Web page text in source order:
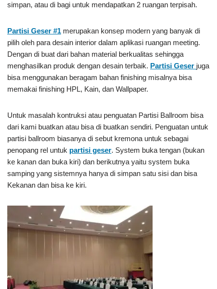
simpan, atau di bagi untuk mendapatkan 2 ruangan terpisah.
Partisi Geser #1 merupakan konsep modern yang banyak di
pilih oleh para desain interior dalam aplikasi ruangan meeting.
Dengan di buat dari bahan material berkualitas sehingga
menghasilkan produk dengan desain terbaik. Partisi Geser juga
bisa menggunakan beragam bahan finishing misalnya bisa
memakai finishing HPL, Kain, dan Wallpaper.
Untuk masalah kontruksi atau penguatan Partisi Ballroom bisa
dari kami buatkan atau bisa di buatkan sendiri. Penguatan untuk
partisi ballroom biasanya di sebut kremona untuk sebagai
penopang rel untuk partisi geser. System buka tengan (bukan
ke kanan dan buka kiri) dan berikutnya yaitu system buka
samping yang sistemnya hanya di simpan satu sisi dan bisa
Kekanan dan bisa ke kiri.